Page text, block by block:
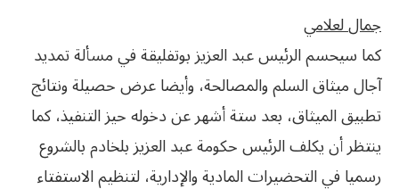
جمال‮ ‬لعلامي
كما سيحسم الرئيس عبد العزيز بوتفليقة في مسألة تمديد
آجال ميثاق السلم والمصالحة، وأيضا عرض حصيلة ونتائج
تطبيق الميثاق، بعد ستة أشهر عن دخوله حيز التنفيذ، كما
ينتظر أن يكلف الرئيس حكومة عبد العزيز بلخادم بالشروع